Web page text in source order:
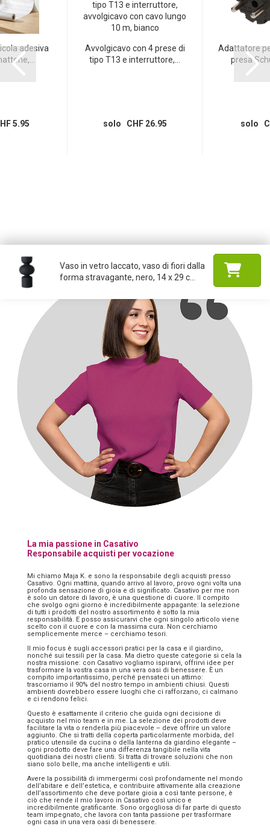
adesiva
5.95
Avvolgicavo con 4 prese di
tipo T13 e interruttore,...
solo CHF 26.95
Adattatore
presa
solo
Vaso in vetro laccato, vaso di fiori dalla
forma stravagante, nero, 14 x 29 c...
La mia passione in Casativo
Responsabile acquisti per vocazione
Mi chiamo Maja K. e sono la responsabile degli acquisti presso
Casativo. Ogni mattina, quando arrivo al lavoro, provo ogni volta una
profonda sensazione di gioia e di significato. Casativo per me non
è solo un datore di lavoro, è una questione di cuore. Il compito
che svolgo ogni giorno è incredibilmente appagante: la selezione
di tutti i prodotti del nostro assortimento è sotto la mia
responsabilità. E posso assicurarvi che ogni singolo articolo viene
scelto con il cuore e con la massima cura. Non cerchiamo
semplicemente merce – cerchiamo tesori.
Il mio focus è sugli accessori pratici per la casa e il giardino,
nonché sui tessili per la casa. Ma dietro queste categorie si cela la
nostra missione: con Casativo vogliamo ispirarvi, offrirvi idee per
trasformare la vostra casa in una vera oasi di benessere. È un
compito importantissimo, perché pensateci un attimo:
trascorriamo il 90% del nostro tempo in ambienti chiusi. Questi
ambienti dovrebbero essere luoghi che ci rafforzano, ci calmano
e ci rendono felici.
Questo è esattamente il criterio che guida ogni decisione di
acquisto nel mio team e in me. La selezione dei prodotti deve
facilitare la vita o renderla più piacevole – deve offrire un valore
aggiunto. Che si tratti della coperta particolarmente morbida, del
pratico utensile da cucina o della lanterna da giardino elegante –
ogni prodotto deve fare una differenza tangibile nella vita
quotidiana dei nostri clienti. Si tratta di trovare soluzioni che non
siano solo belle, ma anche intelligenti e utili.
Avere la possibilità di immergermi così profondamente nel mondo
dell’abitare e dell’estetica, e contribuire attivamente alla creazione
dell’assortimento che deve portare gioia a così tante persone, è
ciò che rende il mio lavoro in Casativo così unico e
incredibilmente gratificante. Sono orgogliosa di far parte di questo
team impegnato, che lavora con tanta passione per trasformare
ogni casa in una vera oasi di benessere.